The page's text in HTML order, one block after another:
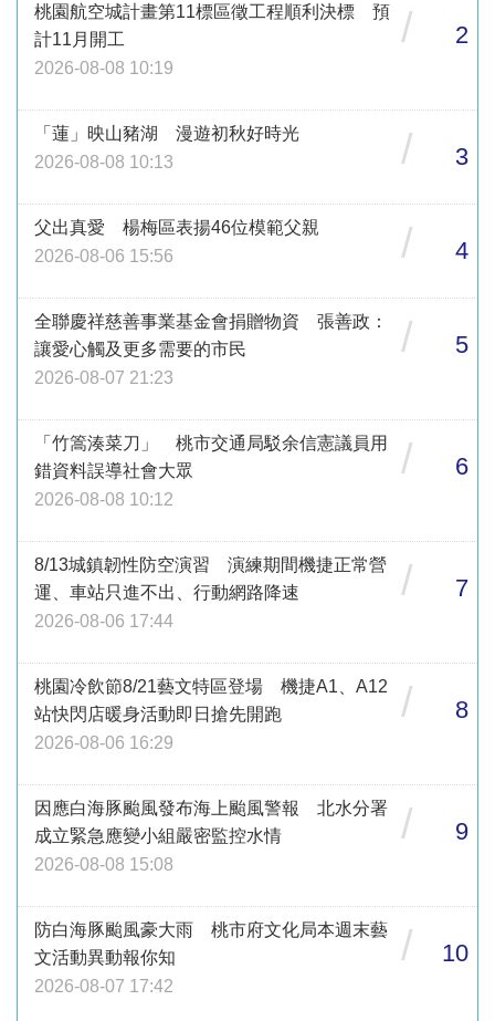
桃園航空城計畫第11標區徵工程順利決標 預
計11月開工
2026-08-08 10:19
/ 2
「蓮」映山豬湖 漫遊初秋好時光
2026-08-08 10:13
/ 3
父出真愛 楊梅區表揚46位模範父親
2026-08-06 15:56
/ 4
全聯慶祥慈善事業基金會捐贈物資 張善政：
讓愛心觸及更多需要的市民
2026-08-07 21:23
/ 5
「竹篙湊菜刀」 桃市交通局駁余信憲議員用
錯資料誤導社會大眾
2026-08-08 10:12
/ 6
8/13城鎮韌性防空演習 演練期間機捷正常營
運、車站只進不出、行動網路降速
2026-08-06 17:44
/ 7
桃園冷飲節8/21藝文特區登場 機捷A1、A12
站快閃店暖身活動即日搶先開跑
2026-08-06 16:29
/ 8
因應白海豚颱風發布海上颱風警報 北水分署
成立緊急應變小組嚴密監控水情
2026-08-08 15:08
/ 9
防白海豚颱風豪大雨 桃市府文化局本週末藝
文活動異動報你知
2026-08-07 17:42
/ 10